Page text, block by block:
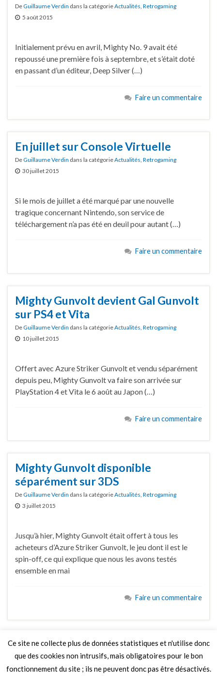
DeGuillaume Verdin dans la catégorieActualités Retrogaming
5 août 2015
Initialement prévu en avril, Mighty No. 9 avait été
repoussé une première fois à septembre, et s’était doté
en passant d’un éditeur, Deep Silver (…)
Faire un commentaire
En juillet sur Console Virtuelle
DeGuillaume Verdin dans la catégorieActualités, Retrogaming
30 juillet 2015
Si le mois de juillet a été marqué par une nouvelle
tragique concernant Nintendo, son service de
téléchargement n’a pas été en deuil pour autant (…)
Faire un commentaire
Mighty Gunvolt devient Gal Gunvolt
sur PS4 et Vita
DeGuillaume Verdin dans la catégorieActualités Retrogaming
10 juillet 2015
Offert avec Azure Striker Gunvolt et vendu séparément
depuis peu, Mighty Gunvolt va faire son arrivée sur
PlayStation 4 et Vita le 6 août au Japon (…)
Faire un commentaire
Mighty Gunvolt disponible
séparément sur 3DS
DeGuillaume Verdin dans la catégorieActualités, Retrogaming
3 juillet 2015
Jusqu’à hier, Mighty Gunvolt était offert à tous les
acheteurs d’Azure Striker Gunvolt, le jeu dont il est le
spin-off, ce qui explique que nous les avons testés
ensemble en mai
Faire un commentaire
LIRE PLUS
Ce site ne collecte plus de données statistiques et n'utilise donc
que des cookies non intrusifs, mais obligatoires pour le bon
fonctionnement du site ; ils ne peuvent donc pas être désactivés.